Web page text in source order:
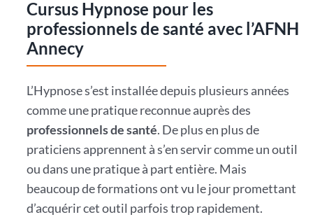
Cursus Hypnose pour les
professionnels de santé avec l’AFNH
Annecy
L’Hypnose s’est installée depuis plusieurs années
comme une pratique reconnue auprès des
professionnels de santé. De plus en plus de
praticiens apprennent à s’en servir comme un outil
ou dans une pratique à part entière. Mais
beaucoup de formations ont vu le jour promettant
d’acquérir cet outil parfois trop rapidement.